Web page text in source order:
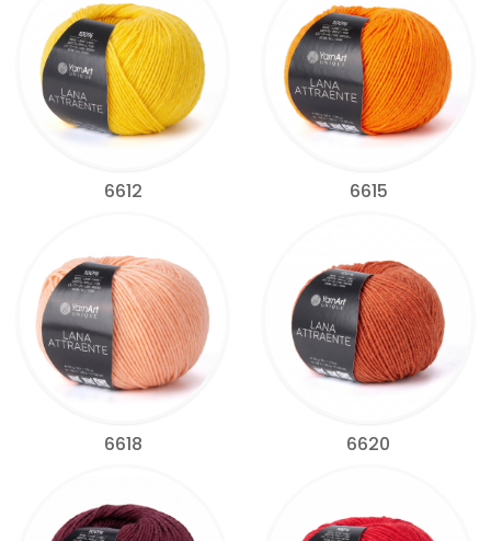
6612 6615
6618 6620